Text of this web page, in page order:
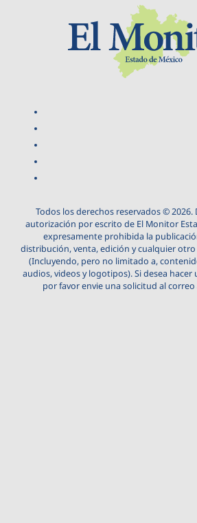
Todos los derechos reservados © 2026.
autorización por escrito de El Monitor
expresamente prohibida la
distribución, venta, edición y cualquier
(Incluyendo, pero no limitado a,
audios, videos y logotipos). Si desea
por favor envie una solicitud al